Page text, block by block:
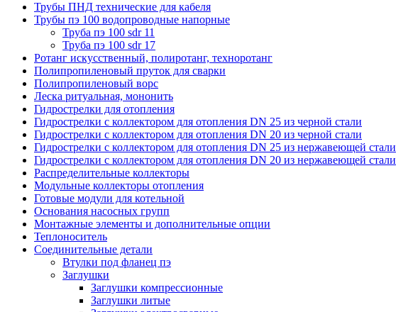
Трубы ПНД технические для кабеля
Трубы пэ 100 водопроводные напорные
Труба пэ 100 sdr 11
Труба пэ 100 sdr 17
Ротанг искусственный, полиротанг, техноротанг
Полипропиленовый пруток для сварки
Полипропиленовый ворс
Леска ритуальная, мононить
Гидрострелки для отопления
Гидрострелки с коллектором для отопления DN 25 из черной стали
Гидрострелки с коллектором для отопления DN 20 из черной стали
Гидрострелки с коллектором для отопления DN 25 из нержавеющей стали
Гидрострелки с коллектором для отопления DN 20 из нержавеющей стали
Распределительные коллекторы
Модульные коллекторы отопления
Готовые модули для котельной
Основания насосных групп
Монтажные элементы и дополнительные опции
Теплоноситель
Соединительные детали
Втулки под фланец пэ
Заглушки
Заглушки компрессионные
Заглушки литые